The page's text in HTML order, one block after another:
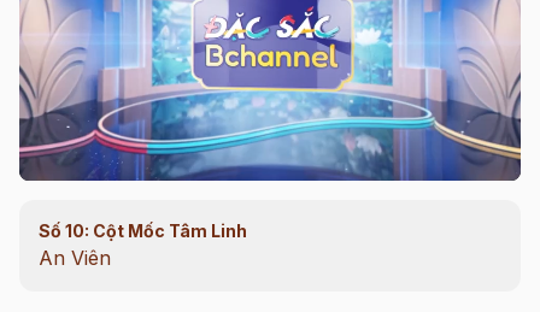
00:11/39:32
Số 10: Cột Mốc Tâm Linh
An Viên